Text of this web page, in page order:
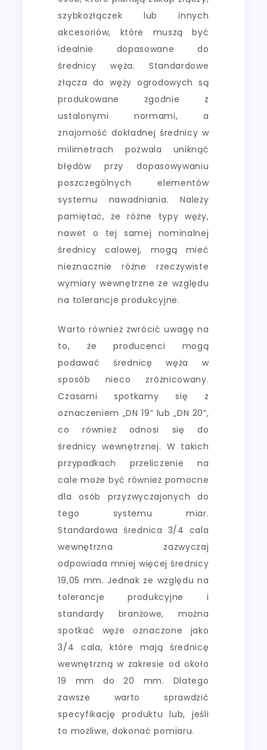
szybkozłączek lub innych
akcesoriów, które muszą być
idealnie dopasowane do
średnicy węża. Standardowe
złącza do węży ogrodowych są
produkowane zgodnie z
ustalonymi normami, a
znajomość dokładnej średnicy w
milimetrach pozwala uniknąć
błędów przy dopasowywaniu
poszczególnych elementów
systemu nawadniania. Należy
pamiętać, że różne typy węży,
nawet o tej samej nominalnej
średnicy calowej, mogą mieć
nieznacznie różne rzeczywiste
wymiary wewnętrzne ze względu
na tolerancje produkcyjne.
Warto również zwrócić uwagę na
to, że producenci mogą
podawać średnicę węża w
sposób nieco zróżnicowany.
Czasami spotkamy się z
oznaczeniem „DN 19” lub „DN 20”,
co również odnosi się do
średnicy wewnętrznej. W takich
przypadkach przeliczenie na
cale może być również pomocne
dla osób przyzwyczajonych do
tego systemu miar.
Standardowa średnica 3/4 cala
wewnętrzna zazwyczaj
odpowiada mniej więcej średnicy
19,05 mm. Jednak ze względu na
tolerancje produkcyjne i
standardy branżowe, można
spotkać węże oznaczone jako
3/4 cala, które mają średnicę
wewnętrzną w zakresie od około
19 mm do 20 mm. Dlatego
zawsze warto sprawdzić
specyfikację produktu lub, jeśli
to możliwe, dokonać pomiaru.